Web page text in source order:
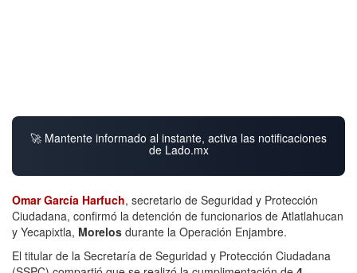
🚀 Mantente informado al instante, activa las notificaciones
de Lado.mx
Omar García Harfuch, secretario de Seguridad y Protección
Ciudadana, confirmó la detención de funcionarios de Atlatlahucan
y Yecapixtla, Morelos durante la Operación Enjambre.
El titular de la Secretaría de Seguridad y Protección Ciudadana